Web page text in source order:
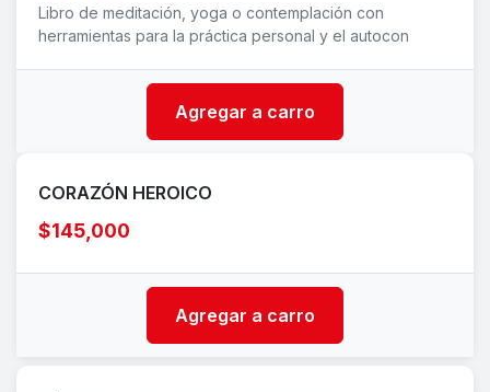
Libro de meditación, yoga o contemplación con
herramientas para la práctica personal y el autocon
Agregar a carro
CORAZÓN HEROICO
$145,000
Agregar a carro